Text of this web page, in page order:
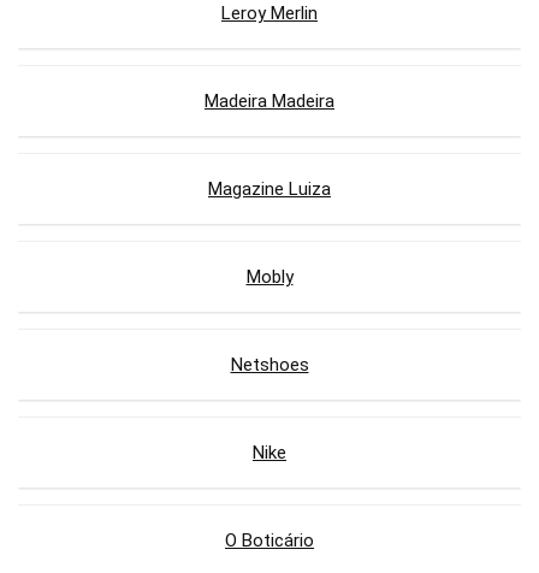
Leroy Merlin
Madeira Madeira
Magazine Luiza
Mobly
Netshoes
Nike
O Boticário